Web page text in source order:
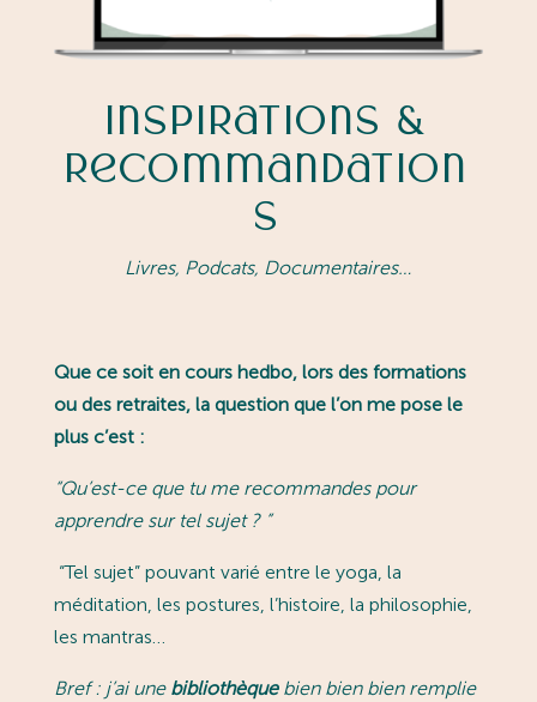
Inspirations &
Recommandation
s
Livres, Podcats, Documentaires…
Que ce soit en cours hedbo, lors des formations
ou des retraites, la question que l’on me pose le
plus c’est :
“Qu’est-ce que tu me recommandes pour
apprendre sur tel sujet ? ”
“Tel sujet” pouvant varié entre le yoga, la
méditation, les postures, l’histoire, la philosophie,
les mantras…
Bref : j’ai une bibliothèquebien bien bien remplie